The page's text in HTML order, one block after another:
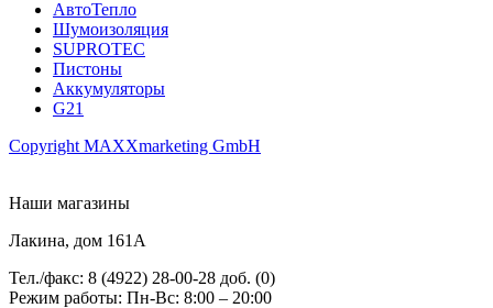
АвтоТепло
Шумоизоляция
SUPROTEC
Пистоны
Аккумуляторы
G21
Copyright MAXXmarketing GmbH
Наши магазины
Лакина, дом 161А
Тел./факс: 8 (4922) 28-00-28 доб. (0)
Режим работы: Пн-Вс: 8:00 – 20:00